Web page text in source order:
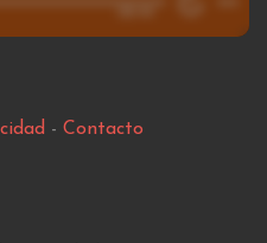
- Contacto